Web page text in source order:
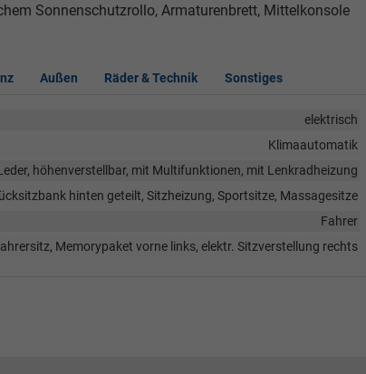
Sonnenschutzrollo, Armaturenbrett, Mittelkonsole
Außen Räder & Technik Sonstiges
elektrisch
Klimaautomatik
höhenverstellbar, mit Multifunktionen, mit Lenkradheizung
hinten geteilt, Sitzheizung, Sportsitze, Massagesitze
Fahrer
Memorypaket vorne links, elektr. Sitzverstellung rechts